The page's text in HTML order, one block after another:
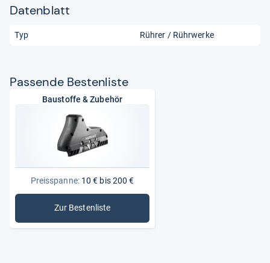
Datenblatt
Typ Rührer / Rührwerke
Pas­sende Bes­ten­liste
Baustoffe & Zubehör
Preisspanne:10 € bis 200 €
Zur Bestenliste: Baustoffe & Zubehör